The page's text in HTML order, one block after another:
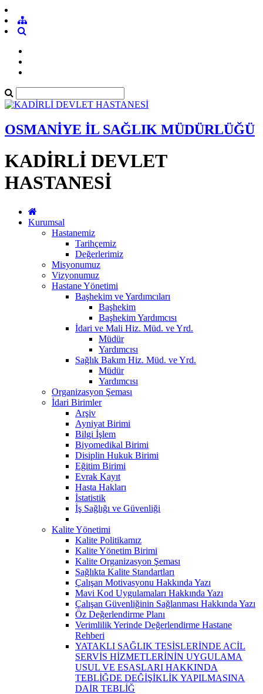
OSMANİYE İL SAĞLIK MÜDÜRLÜĞÜ
KADİRLİ DEVLET
HASTANESİ
Kurumsal
Hastanemiz
Tarihçemiz
Değerlerimiz
Misyonumuz
Vizyonumuz
Hastane Yönetimi
Başhekim ve Yardımcıları
Başhekim
Başhekim Yardımcısı
İdari ve Mali Hiz. Müd. ve Yrd.
Müdür
Yardımcısı
Sağlık Bakım Hiz. Müd. ve Yrd.
Müdür
Yardımcısı
Organizasyon Şeması
İdari Birimler
Arşiv
Ayniyat Birimi
Bilgi İşlem
Biyomedikal Birimi
Disiplin Hukuk Birimi
Eğitim Birimi
Evrak Kayıt
Hasta Hakları
İstatistik
İş Sağlığı ve Güvenliği
Kalite Yönetimi
Kalite Politikamız
Kalite Yönetim Birimi
Kalite Organizasyon Şeması
Sağlıkta Kalite Standartları
Çalışan Motivasyonu Hakkında Yazı
Mavi Kod Uygulamaları Hakkında Yazı
Çalışan Güvenliğinin Sağlanması Hakkında Yazı
Öz Değerlendirme Planı
Verimlilik Yerinde Değerlendirme Hastane
Rehberi
YATAKLI SAĞLIK TESİSLERİNDE ACİL
SERVİS HİZMETLERİNİN UYGULAMA
USUL VE ESASLARI HAKKINDA
TEBLİĞDE DEĞİŞİKLİK YAPILMASINA
DAİR TEBLİĞ